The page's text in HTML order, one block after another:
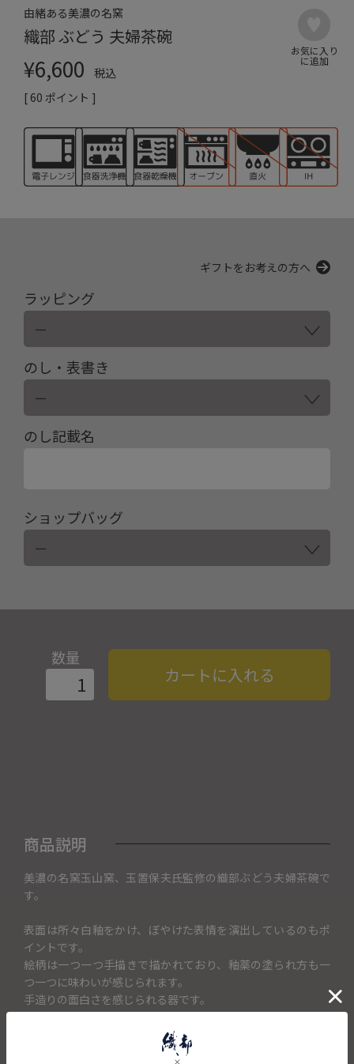
由緒ある美濃の名窯
織部 ぶどう 夫婦茶碗
¥6,600
税込
[ 60 ポイント ]
ギフトをお考えの方へ
ラッピング
のし・表書き
のし記載名
ショップバッグ
数量
カートに入れる
商品説明
美濃の名窯玉山窯、玉置保夫氏監修の織部ぶどう夫婦茶碗で
す。
表面は所々白釉をかけ、ぼやけた表情を演出しているのもポ
イントです。
絵柄は一つ一つ手描きで描かれており、釉薬の塗られ方も一
つ一つに味わいが感じられます。
手造りの面白さを感じられる器です。
普段使いから、お客様のおもてなしの席などいつどんな時で
も楽しんでいただける器です。